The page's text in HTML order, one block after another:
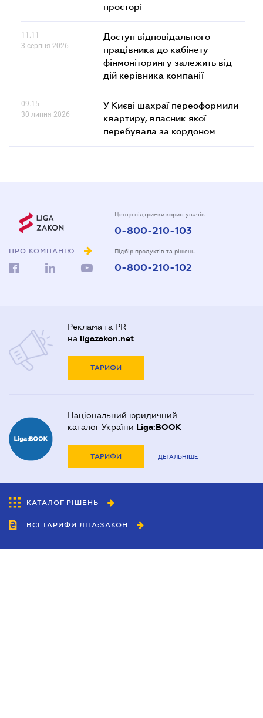
просторі
11.11
3 серпня 2026
Доступ відповідального
працівника до кабінету
фінмоніторингу залежить від
дій керівника компанії
09.15
30 липня 2026
У Києві шахраї переоформили
квартиру, власник якої
перебувала за кордоном
ПРО КОМПАНІЮ
Центр підтримки користувачів
0-800-210-103
Підбір продуктів та рішень
0-800-210-102
Реклама та PR
на ligazakon.net
ТАРИФИ
Національний юридичний
каталог України Liga:BOOK
ТАРИФИ ДЕТАЛЬНІШЕ
КАТАЛОГ РІШЕНЬ
ВСІ ТАРИФИ ЛІГА:ЗАКОН